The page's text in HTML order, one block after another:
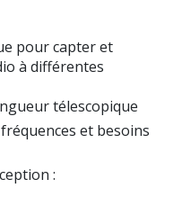
pour capter et
à différentes
télescopique
et besoins
: